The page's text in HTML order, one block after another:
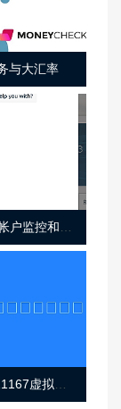
与大汇率
VISA卡头411167虚拟卡基础信息